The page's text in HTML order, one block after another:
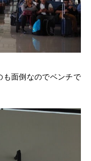
も面倒なのでベンチで